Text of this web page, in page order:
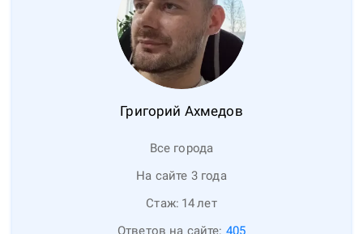
Григорий Ахмедов
Все города
На сайте 3 года
Стаж: 14лет
Ответов на сайте: 405